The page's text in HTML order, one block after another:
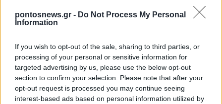
pontosnews.gr - Do Not Process My Personal
Information
If you wish to opt-out of the sale, sharing to third parties, or
processing of your personal or sensitive information for
targeted advertising by us, please use the below opt-out
section to confirm your selection. Please note that after your
opt-out request is processed you may continue seeing
interest-based ads based on personal information utilized by